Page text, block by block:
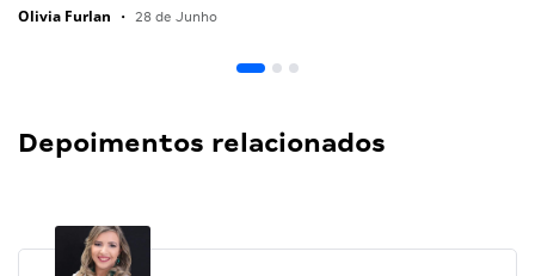
Olivia Furlan • 28 de Junho
Depoimentos relacionados